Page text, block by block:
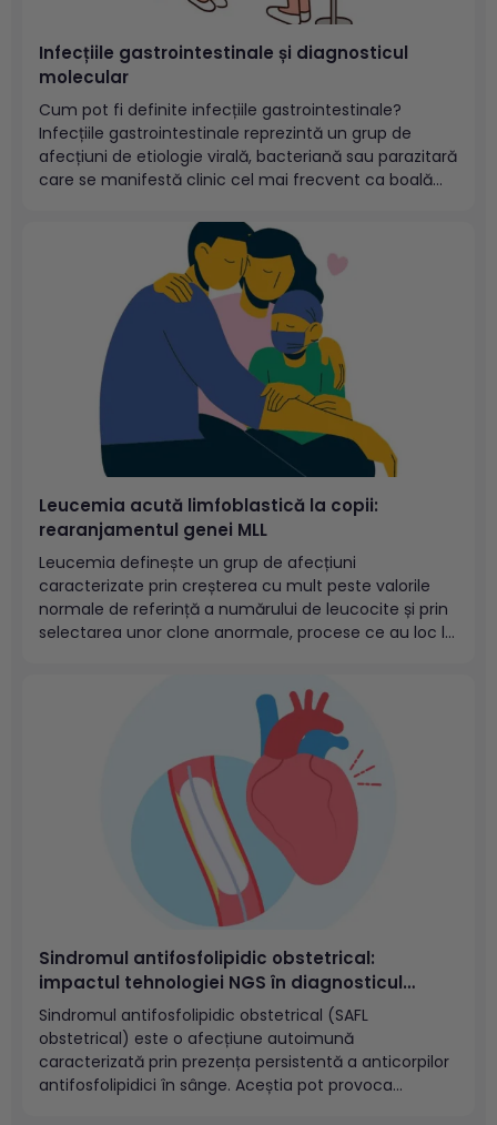
Infecțiile gastrointestinale și diagnosticul
molecular
Cum pot fi definite infecțiile gastrointestinale?
Infecțiile gastrointestinale reprezintă un grup de
afecțiuni de etiologie virală, bacteriană sau parazitară
care se manifestă clinic cel mai frecvent ca boală
orală și sunt favorizate de lipsa sanitației și de igiena
personală precară. Cuprins: Cum pot fi definite...
Leucemia acută limfoblastică la copii:
rearanjamentul genei MLL
Leucemia definește un grup de afecțiuni
caracterizate prin creșterea cu mult peste valorile
normale de referință a numărului de leucocite și prin
selectarea unor clone anormale, procese ce au loc la
Sindromul antifosfolipidic obstetrical:
impactul tehnologiei NGS în diagnosticul
precoce
Sindromul antifosfolipidic obstetrical (SAFL
obstetrical) este o afecțiune autoimună
caracterizată prin prezența persistentă a anticorpilor
antifosfolipidici în sânge. Aceștia pot provoca